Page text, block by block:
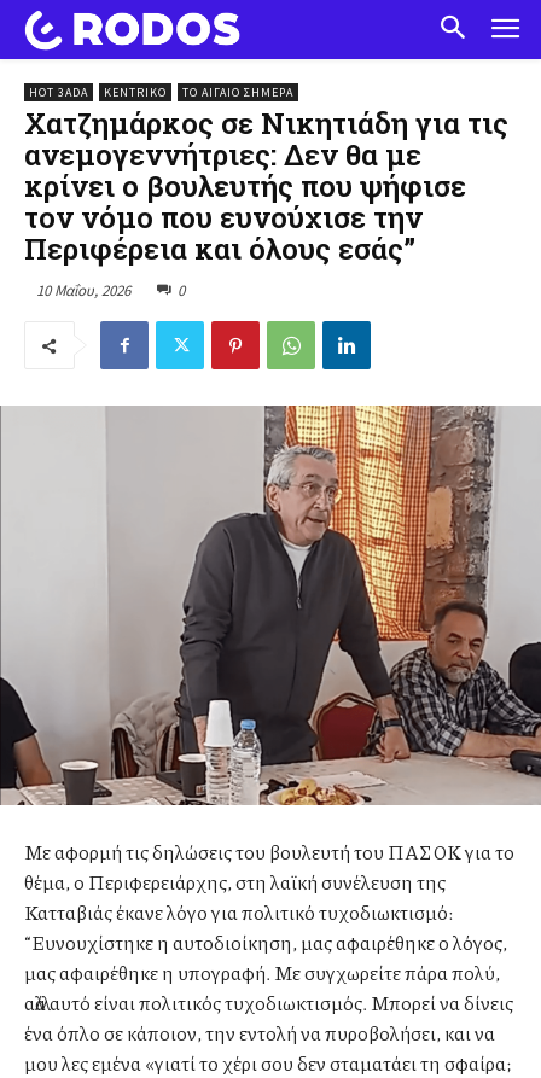
HOT 3ADA KENTRIKO ΤΟ ΑΙΓΑΊΟ ΣΉΜΕΡΑ
Χατζημάρκος σε Νικητιάδη για τις
ανεμογεννήτριες: Δεν θα με
κρίνει ο βουλευτής που ψήφισε
τον νόμο που ευνούχισε την
Περιφέρεια και όλους εσάς”
10 Μαΐου, 2026 0
Με αφορμή τις δηλώσεις του βουλευτή του ΠΑΣΟΚ για το
θέμα, ο Περιφερειάρχης, στη λαϊκή συνέλευση της
Κατταβιάς έκανε λόγο για πολιτικό τυχοδιωκτισμό:
“Ευνουχίστηκε η αυτοδιοίκηση, μας αφαιρέθηκε ο λόγος,
μας αφαιρέθηκε η υπογραφή. Με συγχωρείτε πάρα πολύ,
αλλά αυτό είναι πολιτικός τυχοδιωκτισμός. Μπορεί να δίνεις
ένα όπλο σε κάποιον, την εντολή να πυροβολήσει, και να
μου λες εμένα «γιατί το χέρι σου δεν σταματάει τη σφαίρα;